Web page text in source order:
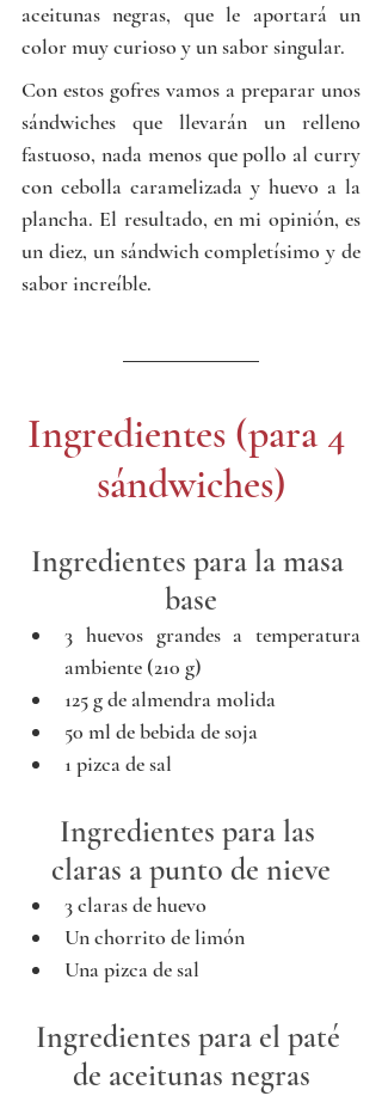
aceitunas negras, que le aportará un
color muy curioso y un sabor singular.
Con estos gofres vamos a preparar unos
sándwiches que llevarán un relleno
fastuoso, nada menos que pollo al curry
con cebolla caramelizada y huevo a la
plancha. El resultado, en mi opinión, es
un diez, un sándwich completísimo y de
sabor increíble.
Ingredientes (para 4
sándwiches)
Ingredientes para la masa
base
3 huevos grandes a temperatura
ambiente (210 g)
125 g de almendra molida
50 ml de bebida de soja
1 pizca de sal
Ingredientes para las
claras a punto de nieve
3 claras de huevo
Un chorrito de limón
Una pizca de sal
Ingredientes para el paté
de aceitunas negras